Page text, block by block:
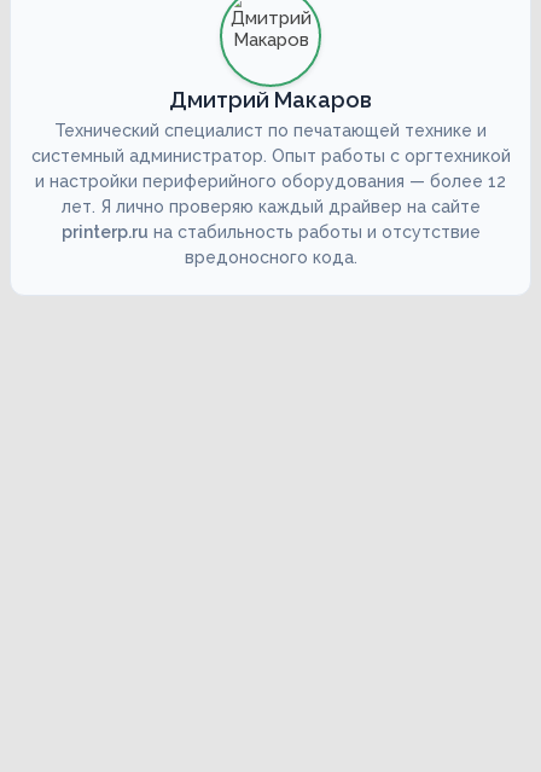
Дмитрий Макаров
Технический специалист по печатающей технике и
системный администратор. Опыт работы с оргтехникой
и настройки периферийного оборудования — более 12
лет. Я лично проверяю каждый драйвер на сайте
printerp.ru на стабильность работы и отсутствие
вредоносного кода.